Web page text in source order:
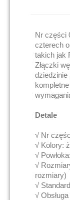
Nr części
czterech
takich jak
Złączki
dziedzinie
Detale
√ Nr
√ Kolory:
√
√
rozmiary)
√
√